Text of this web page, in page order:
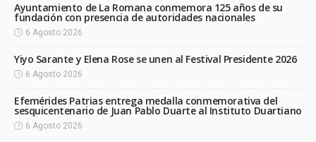
Ayuntamiento de La Romana conmemora 125 años de su
fundación con presencia de autoridades nacionales
6 Agosto 2026
Yiyo Sarante y Elena Rose se unen al Festival Presidente 2026
6 Agosto 2026
Efemérides Patrias entrega medalla conmemorativa del
sesquicentenario de Juan Pablo Duarte al Instituto Duartiano
6 Agosto 2026